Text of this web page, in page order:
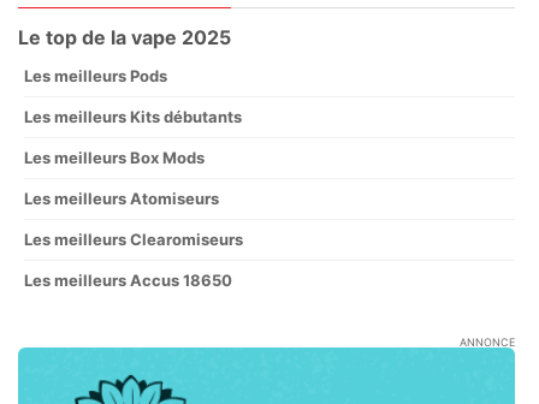
Le top de la vape 2025
Les meilleurs Pods
Les meilleurs Kits débutants
Les meilleurs Box Mods
Les meilleurs Atomiseurs
Les meilleurs Clearomiseurs
Les meilleurs Accus 18650
ANNONCE